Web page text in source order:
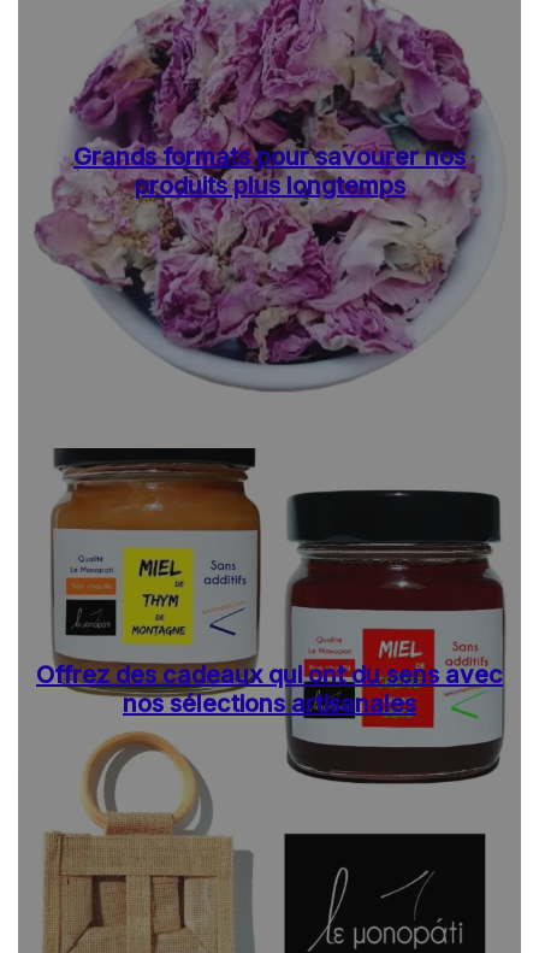
Grands formats pour savourer nos
produits plus longtemps
Offrez des cadeaux qui ont du sens avec
nos sélections artisanales